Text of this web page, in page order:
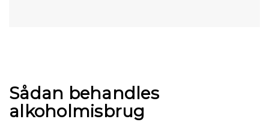
Sådan behandles
alkoholmisbrug